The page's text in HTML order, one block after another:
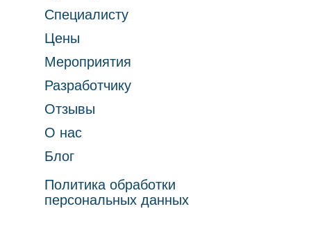
О нас
Специалисту
Разработчику
Цены
Отзывы
Политика обработки
персональных данных
Блог
Мероприятия